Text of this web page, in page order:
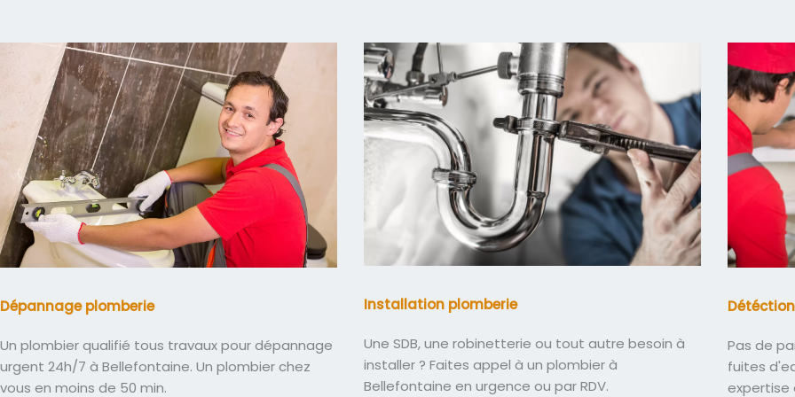
Dépannage plomberie
Un plombier qualifié tous travaux pour dépannage
urgent 24h/7 à Bellefontaine. Un plombier chez
vous en moins de 50 min.
Installation plomberie
Une SDB, une robinetterie ou tout autre besoin à
installer ? Faites appel à un plombier à
Bellefontaine en urgence ou par RDV.
Pas de
fuites
expertise